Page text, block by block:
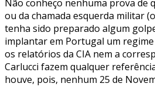
Não conheço nenhuma prova de
ou da chamada esquerda militar
tenha sido preparado algum
implantar em Portugal um
os relatórios da CIA nem a
Carlucci fazem qualquer
houve, pois, nenhum 25 de